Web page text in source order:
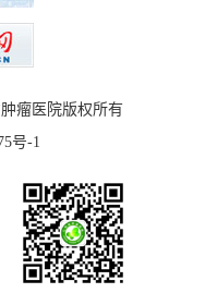
瘤医院版权所有
号-1